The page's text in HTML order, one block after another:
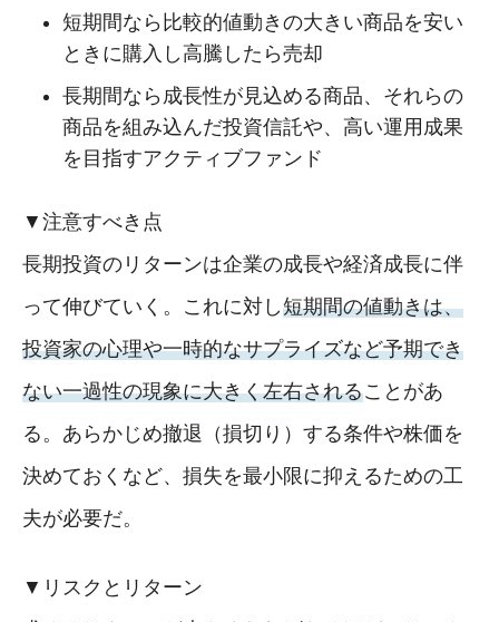
短期間なら比較的値動きの大きい商品を安い
ときに購入し高騰したら売却
長期間なら成長性が見込める商品、それらの
商品を組み込んだ投資信託や、高い運用成果
を目指すアクティブファンド
▼注意すべき点
長期投資のリターンは企業の成長や経済成長に伴
って伸びていく。これに対し短期間の値動きは、
投資家の心理や一時的なサプライズなど予期でき
ない一過性の現象に大きく左右されることがあ
る。あらかじめ撤退（損切り）する条件や株価を
決めておくなど、損失を最小限に抑えるための工
夫が必要だ。
▼リスクとリターン